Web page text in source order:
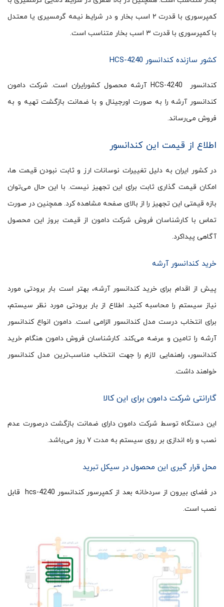
کمپرسوری با قدرت ۲ اسب بخار و در شرایط نیمه گرمسیری یا معتدل
با کمپرسوری با قدرت ۳ اسب بخار متناسب است.
کشور سازنده کندانسور HCS-4240
کندانسور HCS-4240 آرشه محصول کشورایران است. شرکت دامون
کندانسور آرشه را به صورت اورجینال و با ضمانت بازگشت تهیه و به
فروش می‌رساند.
اطلاع از قیمت این کندانسور
در کشور ایران به دلیل تغییرات نوسانات ارز و ثابت نبودن قیمت ها،
امکان قیمت گذاری ثابت برای این تجهیز نیست. با این حال می‌توان
بازه قیمتی این تجهیز را از بالای صفحه مشاهده کرد. همچنین در صورت
تماس با کارشناسان فروش شرکت دامون از قیمت بروز این محصول
آگاهی پیداکرد.
خرید کندانسور آرشه
پیش از اقدام برای خرید کندانسور آرشه، بهتر است بار برودتی مورد
نیاز سیستم را محاسبه کنید. اطلاع از بار برودتی مورد نظر سیستم،
برای انتخاب درست مدل کندانسور الزامی است. دامون انواع کندانسور
آرشه را تامین و عرضه می‌کند. کارشناسان فروش دامون هنگام خرید
کندانسور، راهنمایی لازم را جهت انتخاب مناسب‌ترین مدل کندانسور
خواهند داشت.
گارانتی شرکت دامون برای این کالا
این دستگاه توسط شرکت دامون دارای ضمانت بازگشت درصورت عدم
نصب و راه اندازی بر روی سیستم به مدت ۷ روز می‌باشد.
محل قرار گیری این محصول در سیکل تبرید
در فضای بیرون از سردخانه بعد از کمپرسور کندانسور hcs-4240 قابل
نصب است.